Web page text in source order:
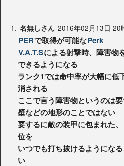
1. 名無しさん 2016年02月13日 20
PERで取得が可能なPerk
V.A.T.Sによる射撃時、障害物
できるようになる
ランク1では命中率が大幅に低
消される
ここで言う障害物というのは
壁などの地形のことではない
要するに敵の装甲に包まれた
位を
いつでも打ち抜けるようになる
い